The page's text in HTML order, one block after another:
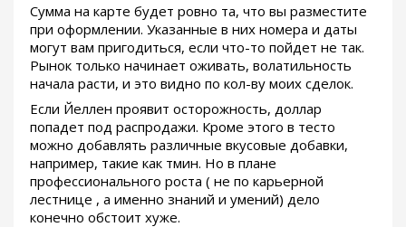
Сумма на карте будет ровно та, что вы разместите
при оформлении. Указанные в них номера и даты
могут вам пригодиться, если что-то пойдет не так.
Рынок только начинает оживать, волатильность
начала расти, и это видно по кол-ву моих сделок.
Если Йеллен проявит осторожность, доллар
попадет под распродажи. Кроме этого в тесто
можно добавлять различные вкусовые добавки,
например, такие как тмин. Но в плане
профессионального роста ( не по карьерной
лестнице , а именно знаний и умений) дело
конечно обстоит хуже.